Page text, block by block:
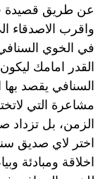
عن طريق قصيدة
واقرب الاصدقاء
في الخوي
القدر امامك
السنافي يقصد
مشاعرة التي
الزمن، بل تزداد
اختر لاي صديق
اخلاقة ومبادئة